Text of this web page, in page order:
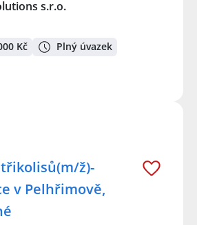
s.r.o.
Kč Plný úvazek
ž)-
v Pelhřimově,